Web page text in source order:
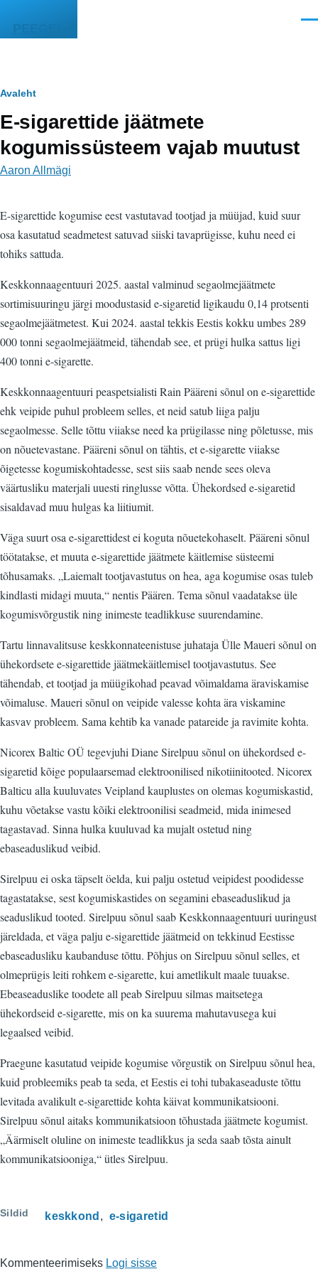
PEEGEL
Leivapuru
Avaleht
E-sigarettide jäätmete
kogumissüsteem vajab muutust
Aaron Allmägi
E-sigarettide kogumise eest vastutavad tootjad ja müüjad, kuid suur
osa kasutatud seadmetest satuvad siiski tavaprügisse, kuhu need ei
tohiks sattuda.
Keskkonnaagentuuri 2025. aastal valminud segaolmejäätmete
sortimisuuringu järgi moodustasid e-sigaretid ligikaudu 0,14 protsenti
segaolmejäätmetest. Kui 2024. aastal tekkis Eestis kokku umbes 289
000 tonni segaolmejäätmeid, tähendab see, et prügi hulka sattus ligi
400 tonni e-sigarette.
Keskkonnaagentuuri peaspetsialisti Rain Pääreni sõnul on e-sigarettide
ehk veipide puhul probleem selles, et neid satub liiga palju
segaolmesse. Selle tõttu viiakse need ka prügilasse ning põletusse, mis
on nõuetevastane. Pääreni sõnul on tähtis, et e-sigarette viiakse
õigetesse kogumiskohtadesse, sest siis saab nende sees oleva
väärtusliku materjali uuesti ringlusse võtta. Ühekordsed e-sigaretid
sisaldavad muu hulgas ka liitiumit.
Väga suurt osa e-sigarettidest ei koguta nõuetekohaselt. Pääreni sõnul
töötatakse, et muuta e-sigarettide jäätmete käitlemise süsteemi
tõhusamaks. „Laiemalt tootjavastutus on hea, aga kogumise osas tuleb
kindlasti midagi muuta,“ nentis Päären. Tema sõnul vaadatakse üle
kogumisvõrgustik ning inimeste teadlikkuse suurendamine.
Tartu linnavalitsuse keskkonnateenistuse juhataja Ülle Maueri sõnul on
ühekordsete e-sigarettide jäätmekäitlemisel tootjavastutus. See
tähendab, et tootjad ja müügikohad peavad võimaldama äraviskamise
võimaluse. Maueri sõnul on veipide valesse kohta ära viskamine
kasvav probleem. Sama kehtib ka vanade patareide ja ravimite kohta.
Nicorex Baltic OÜ tegevjuhi Diane Sirelpuu sõnul on ühekordsed e-
sigaretid kõige populaarsemad elektroonilised nikotiinitooted. Nicorex
Balticu alla kuuluvates Veipland kauplustes on olemas kogumiskastid,
kuhu võetakse vastu kõiki elektroonilisi seadmeid, mida inimesed
tagastavad. Sinna hulka kuuluvad ka mujalt ostetud ning
ebaseaduslikud veibid.
Sirelpuu ei oska täpselt öelda, kui palju ostetud veipidest poodidesse
tagastatakse, sest kogumiskastides on segamini ebaseaduslikud ja
seaduslikud tooted. Sirelpuu sõnul saab Keskkonnaagentuuri uuringust
järeldada, et väga palju e-sigarettide jäätmeid on tekkinud Eestisse
ebaseadusliku kaubanduse tõttu. Põhjus on Sirelpuu sõnul selles, et
olmeprügis leiti rohkem e-sigarette, kui ametlikult maale tuuakse.
Ebeaseaduslike toodete all peab Sirelpuu silmas maitsetega
ühekordseid e-sigarette, mis on ka suurema mahutavusega kui
legaalsed veibid.
Praegune kasutatud veipide kogumise võrgustik on Sirelpuu sõnul hea,
kuid probleemiks peab ta seda, et Eestis ei tohi tubakaseaduste tõttu
levitada avalikult e-sigarettide kohta käivat kommunikatsiooni.
Sirelpuu sõnul aitaks kommunikatsioon tõhustada jäätmete kogumist.
„Äärmiselt oluline on inimeste teadlikkus ja seda saab tõsta ainult
kommunikatsiooniga,“ ütles Sirelpuu.
Sildid keskkond e-sigaretid
Kommenteerimiseks Logi sisse